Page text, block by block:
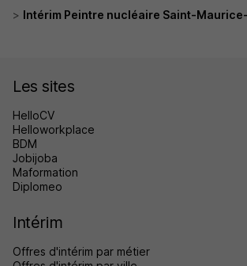
Intérim Peintre nucléaire Saint-
Les sites
HelloCV
Helloworkplace
BDM
Jobijoba
Maformation
Diplomeo
Intérim
Offres d'intérim par métier